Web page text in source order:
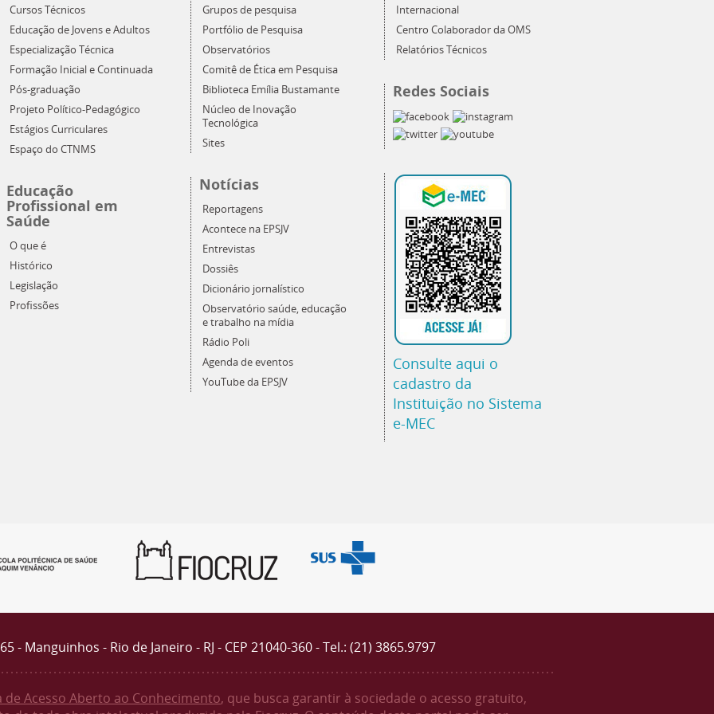
Cursos Técnicos
Educação de Jovens e Adultos
Especialização Técnica
Formação Inicial e Continuada
Pós-graduação
Projeto Político-Pedagógico
Estágios Curriculares
Espaço do CTNMS
Educação
Profissional em
Saúde
O que é
Histórico
Legislação
Profissões
Grupos de pesquisa
Portfólio de Pesquisa
Observatórios
Comitê de Ética em Pesquisa
Biblioteca Emília Bustamante
Núcleo de Inovação
Tecnológica
Sites
Notícias
Reportagens
Acontece na EPSJV
Entrevistas
Dossiês
Dicionário jornalístico
Observatório saúde, educação
e trabalho na mídia
Rádio Poli
Agenda de eventos
YouTube da EPSJV
Internacional
Centro Colaborador da OMS
Relatórios Técnicos
Redes Sociais
Consulte aqui o
cadastro da
Instituição no Sistema
e-MEC
- Manguinhos - Rio de Janeiro - RJ - CEP 21040-360 - Tel.: (21) 3865.9797
de Acesso Aberto ao Conhecimento, que busca garantir à sociedade o acesso gratuito,